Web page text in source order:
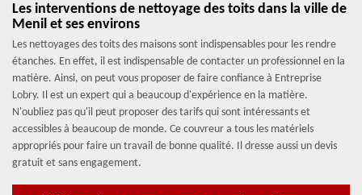
Les interventions de nettoyage des toits dans la ville de
Menil et ses environs
Les nettoyages des toits des maisons sont indispensables pour les rendre
étanches. En effet, il est indispensable de contacter un professionnel en la
matière. Ainsi, on peut vous proposer de faire confiance à Entreprise
Lobry. Il est un expert qui a beaucoup d'expérience en la matière.
N'oubliez pas qu'il peut proposer des tarifs qui sont intéressants et
accessibles à beaucoup de monde. Ce couvreur a tous les matériels
appropriés pour faire un travail de bonne qualité. Il dresse aussi un devis
gratuit et sans engagement.